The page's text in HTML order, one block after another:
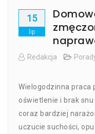
15
lip
Redakcja
Sposoby
Na
Oczy
–
Wielogodzinna
oświetlenie i brak
coraz bardziej
uczucie suchości,